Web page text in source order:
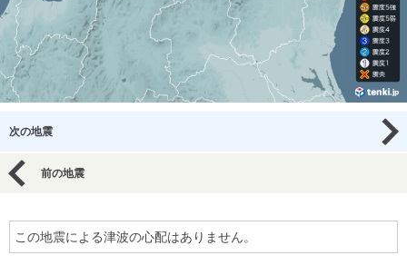
次の地震
前の地震
この地震による津波の心配はありません。